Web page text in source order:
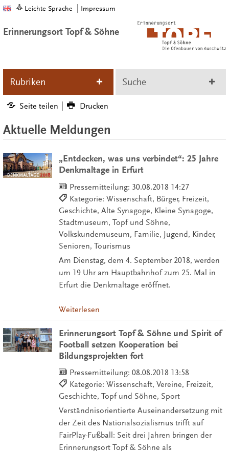
Leichte Sprache Impressum
Erinnerungsort Topf & Söhne
Rubriken Suche
Seite teilen Drucken
Aktuelle Meldungen
„Entdecken, was uns verbindet“: 25 Jahre
Denkmaltage in Erfurt
Pressemitteilung: 30.08.2018 14:27
Kategorie: Wissenschaft, Bürger, Freizeit,
Geschichte, Alte Synagoge, Kleine Synagoge,
Stadtmuseum, Topf und Söhne,
Volkskundemuseum, Familie, Jugend, Kinder,
Senioren, Tourismus
Am Dienstag, dem 4. September 2018, werden
um 19 Uhr am Hauptbahnhof zum 25. Mal in
Erfurt die Denkmaltage eröffnet.
Weiterlesen
Erinnerungsort Topf & Söhne und Spirit of
Football setzen Kooperation bei
Bildungsprojekten fort
Pressemitteilung: 08.08.2018 13:58
Kategorie: Wissenschaft, Vereine, Freizeit,
Geschichte, Topf und Söhne, Sport
Verständnisorientierte Auseinandersetzung mit
der Zeit des Nationalsozialismus trifft auf
FairPlay-Fußball: Seit drei Jahren bringen der
Erinnerungsort Topf & Söhne als